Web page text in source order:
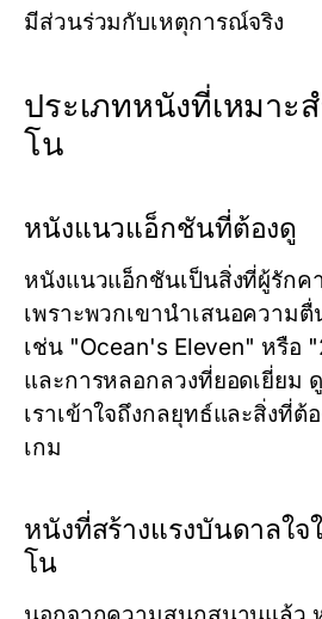
มีส่วนร่วมกับเหตุการณ์จริง
ประเภทหนังที่เหมาะ
โน
หนังแนวแอ็กชันที่ต้องดู
หนังแนวแอ็กชันเป็นสิ่งที่ผู้รักค
เพราะพวกเขานำเสนอความ
เช่น "Ocean's Eleven" หรือ
และการหลอกลวงที่ยอดเยี่ยม
เราเข้าใจถึงกลยุทธ์และสิ่งที่ต้
เกม
หนังที่สร้างแรงบันดาลใจ
โน